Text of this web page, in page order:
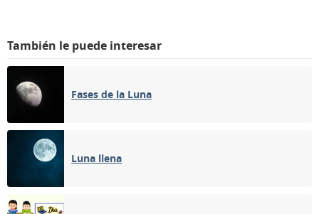
También le puede interesar
Fases de la Luna
Luna llena